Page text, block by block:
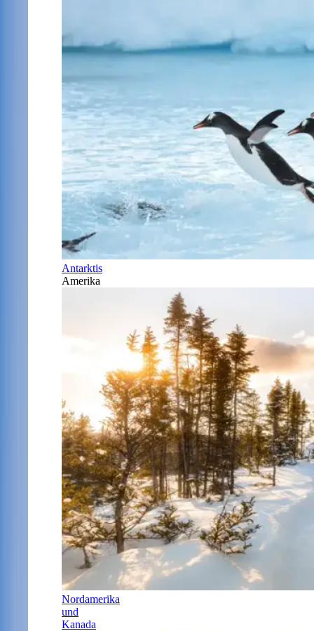
Antarktis
Amerika
Nordamerika
und
Kanada